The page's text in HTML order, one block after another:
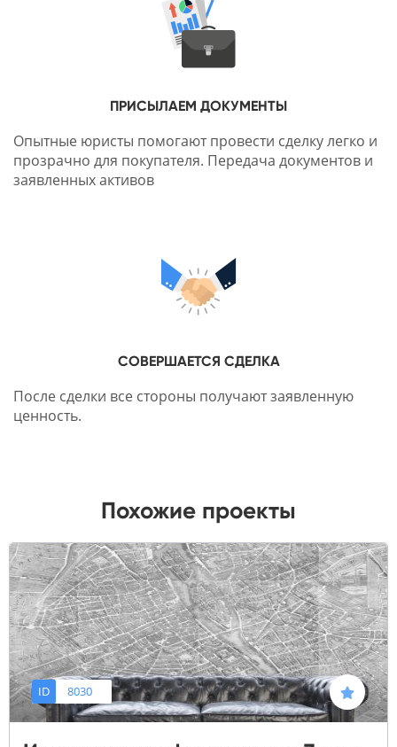
ПРИСЫЛАЕМ ДОКУМЕНТЫ
Опытные юристы помогают провести сделку легко и
прозрачно для покупателя. Передача документов и
заявленных активов
СОВЕРШАЕТСЯ СДЕЛКА
После сделки все стороны получают заявленную
ценность.
Похожие проекты
ID 8030